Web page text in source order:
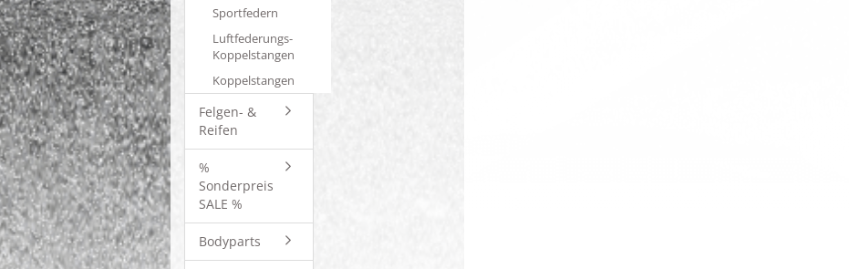
Sportfedern
Luftfederungs-
Koppelstangen
Koppelstangen
Felgen- &
Reifen
%
Sonderpreis
SALE %
Bodyparts